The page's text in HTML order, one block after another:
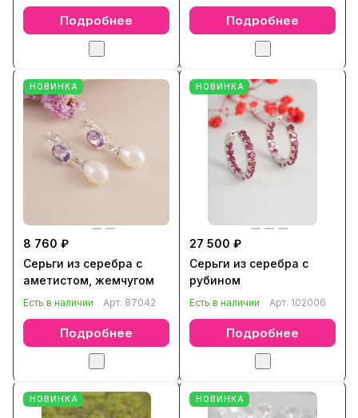
Подробнее Подробнее
НОВИНКА
8 760 ₽
Серьги из серебра с
аметистом, жемчугом
Есть в наличии Арт. 87042
Подробнее
НОВИНКА
27 500 ₽
Серьги из серебра с
рубином
Есть в наличии Арт. 102006
Подробнее
НОВИНКА НОВИНКА